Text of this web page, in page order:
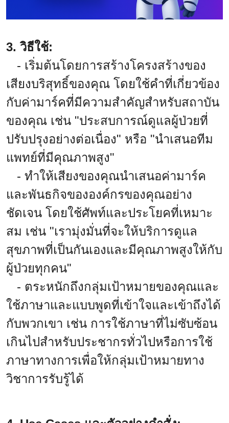
3. วิธีใช้:
- เริ่มต้นโดยการสร้างโครงสร้างของ
เสียงบริสุทธิ์ของคุณ โดยใช้คำที่เกี่ยวข้อง
กับค่ามาร์คที่มีความสำคัญสำหรับสถาบัน
ของคุณ เช่น "ประสบการณ์ดูแลผู้ป่วยที่
ปรับปรุงอย่างต่อเนื่อง" หรือ "นำเสนอทีม
แพทย์ที่มีคุณภาพสูง"
- ทำให้เสียงของคุณนำเสนอค่ามาร์ค
และพันธกิจขององค์กรของคุณอย่าง
ชัดเจน โดยใช้ศัพท์และประโยคที่เหมาะ
สม เช่น "เรามุ่งมั่นที่จะให้บริการดูแล
สุขภาพที่เป็นกันเองและมีคุณภาพสูงให้กับ
ผู้ป่วยทุกคน"
- ตระหนักถึงกลุ่มเป้าหมายของคุณและ
ใช้ภาษาและแบบพูดที่เข้าใจและเข้าถึงได้
กับพวกเขา เช่น การใช้ภาษาที่ไม่ซับซ้อน
เกินไปสำหรับประชากรทั่วไปหรือการใช้
ภาษาทางการเพื่อให้กลุ่มเป้าหมายทาง
วิชาการรับรู้ได้